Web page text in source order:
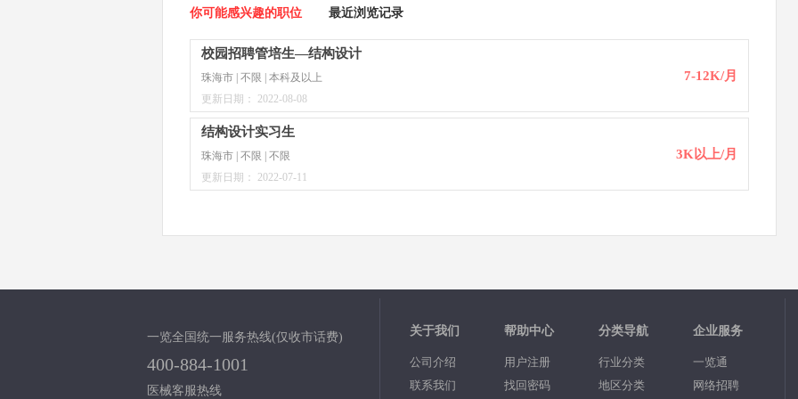
你可能感兴趣的职位 最近浏览记录
校园招聘管培生—结构设计
珠海市 | 不限 | 本科及以上
更新日期： 2022-08-08
7-12K/月
结构设计实习生
珠海市 | 不限 | 不限
更新日期： 2022-07-11
3K以上/月
一览全国统一服务热线(仅收市话费)
400-884-1001
医械客服热线
关于我们
公司介绍
联系我们
帮助中心
用户注册
找回密码
分类导航
行业分类
地区分类
企业服务
一览通
网络招聘